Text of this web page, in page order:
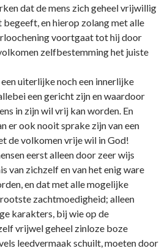
dat de mens zich geheel vrijwillig
begeeft, en hierop zolang met alle
voortgaat tot hij door
zelfbestemming het juiste
uiterlijke noch een innerlijke
een gericht zijn en waardoor
in zijn wil vrij kan worden. En
er ook nooit sprake zijn van een
de volkomen vrije wil in God!
eerst alleen door zeer wijs
van zichzelf en van het enig ware
en dat met alle mogelijke
zachtmoedigheid; alleen
karakters, bij wie op de
vrijwel geheel zinloze boze
leedvermaak schuilt, moeten door